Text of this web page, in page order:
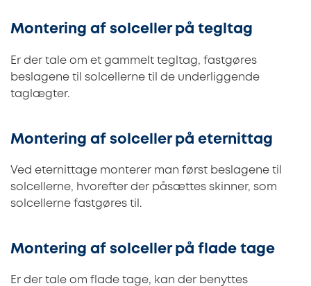
Montering af solceller på tegltag
Er der tale om et gammelt tegltag, fastgøres
beslagene til solcellerne til de underliggende
taglægter.
Montering af solceller på eternittag
Ved eternittage monterer man først beslagene til
solcellerne, hvorefter der påsættes skinner, som
solcellerne fastgøres til.
Montering af solceller på flade tage
Er der tale om flade tage, kan der benyttes